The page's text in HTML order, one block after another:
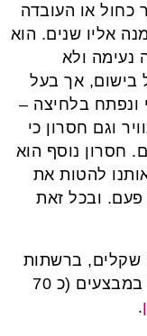
כחול או העובדה
אליו שנים. הוא
נעימה ולא
לא צורב, 100% נטול בישום, אך בעל
ונפתח בלחיצה –
וגם חסרון כי
חסרון נוסף הוא
להטות את
פעם. ובכל זאת
גודל – 125 מחיר לפני הנחה – 145 שקלים, ברשתות
הפארם. אני רואה אותו כמעט תמיד במבצעים (כ 70
.